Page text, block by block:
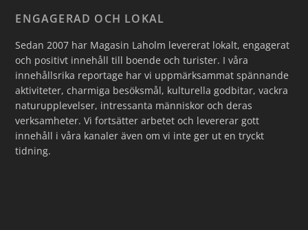
ENGAGERAD OCH LOKAL
Sedan 2007 har Magasin Laholm levererat lokalt, engagerat
och positivt innehåll till boende och turister. I våra
innehållsrika reportage har vi uppmärksammat spännande
aktiviteter, charmiga besöksmål, kulturella godbitar, vackra
naturupplevelser, intressanta människor och deras
verksamheter. Vi fortsätter arbetet och levererar gott
innehåll i våra kanaler även om vi inte ger ut en tryckt
tidning.